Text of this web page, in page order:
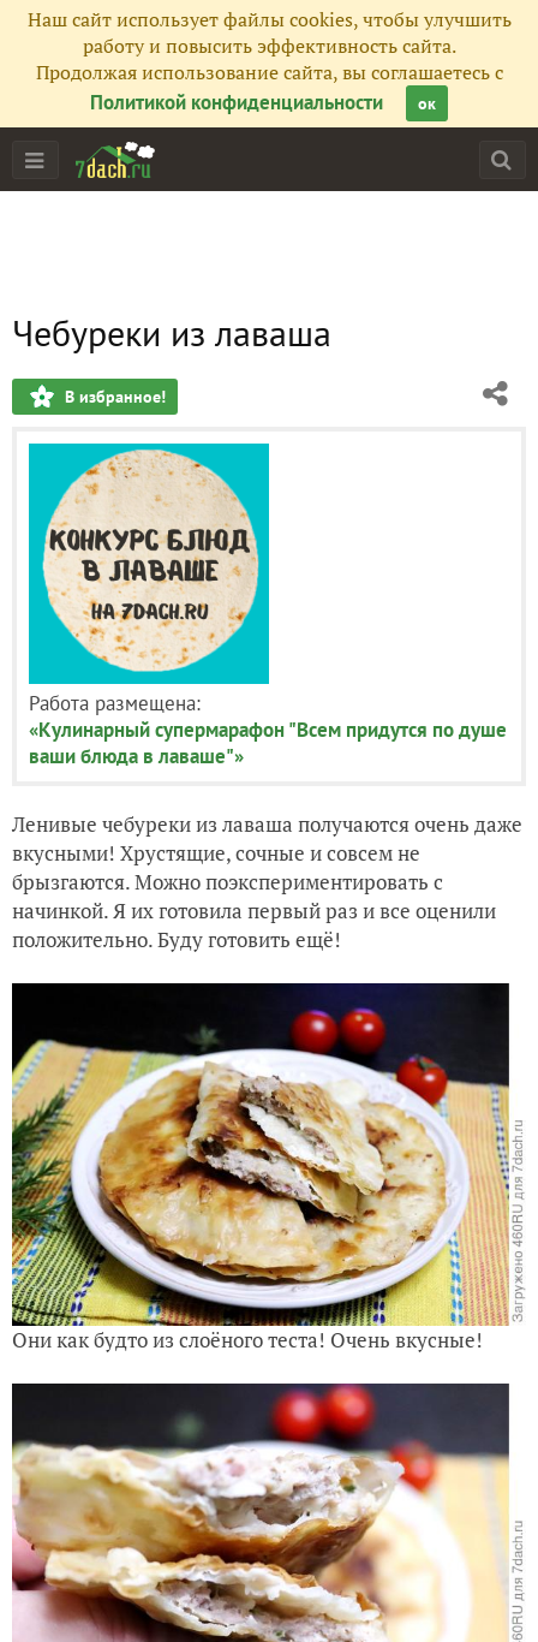
Наш сайт использует файлы cookies, чтобы улучшить
работу и повысить эффективность сайта.
Продолжая использование сайта, вы соглашаетесь с
Политикой конфиденциальности
ок
Чебуреки из лаваша
В избранное!
Работа размещена:
«Кулинарный супермарафон "Всем придутся по душе
ваши блюда в лаваше"»
Ленивые чебуреки из лаваша получаются очень даже
вкусными! Хрустящие, сочные и совсем не
брызгаются. Можно поэкспериментировать с
начинкой. Я их готовила первый раз и все оценили
положительно. Буду готовить ещё!
Они как будто из слоёного теста! Очень вкусные!